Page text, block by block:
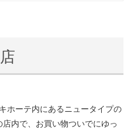
ホーテ内にあるニュータイプの
内で、お買い物ついでにゆっ